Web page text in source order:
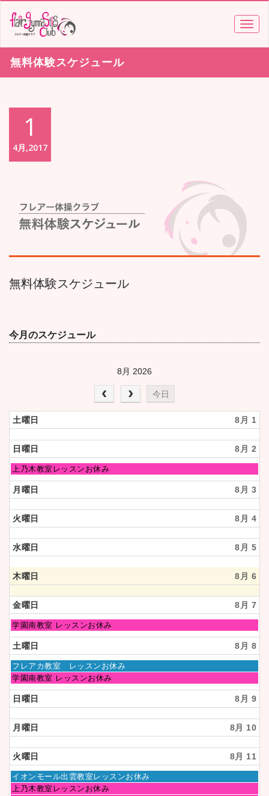
無料体験スケジュール
1
4月,2017
無料体験スケジュール
今月のスケジュール
8月 2026
今日
土曜日 8月 1
日曜日 8月 2
日
日,
8
2nd
2026
上乃木教室レッスンお休み
月曜日 8月 3
火曜日 8月 4
水曜日 8月 5
木曜日 8月 6
金曜日 8月 7
金
日,
8
月
7th
2026
学園南教室 レッスンお休み
土曜日 8月 8
土
曜
日,
8
月
2026
フレアカ教室 レッスンお休み
土
日,
8
8th
2026
学園南教室 レッスンお休み
日曜日 8月 9
月曜日 8月 10
火曜日 8月 11
火
曜
イオンモール出雲教室レッスンお休み
火
上乃木教室レッスンお休み